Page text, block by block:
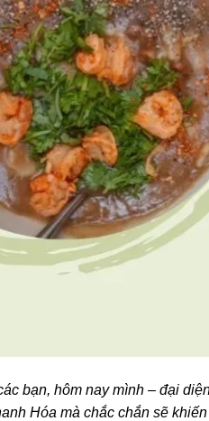
bạn, hôm nay mình – đại
Hóa mà chắc chắn sẽ